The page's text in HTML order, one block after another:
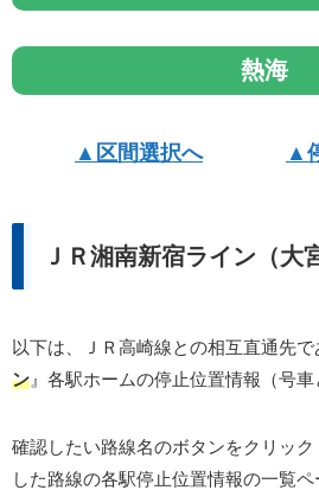
熱海
▲区間選択へ ▲
ＪＲ湘南新宿ライン（大
以下は、ＪＲ高崎線との相互直通先で
ン 』各駅ホームの停止位置情報（号車
確認したい路線名のボタンをクリッ
した路線の各駅停止位置情報の一覧ペ